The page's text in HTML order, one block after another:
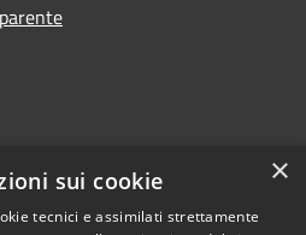
×
sui cookie
tecnici e assimilati strettamente